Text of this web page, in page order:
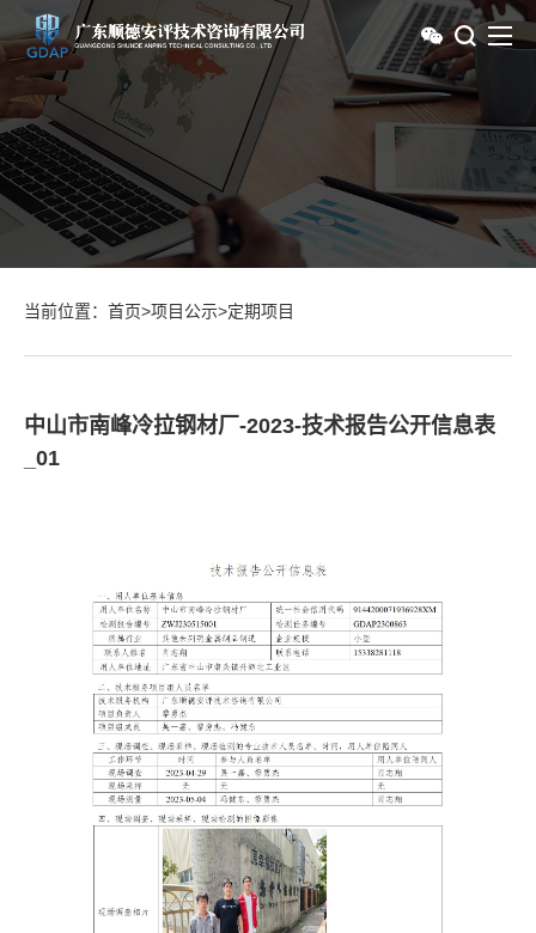
当前位置： 首页>项目公示>定期项目
中山市南峰冷拉钢材厂-2023-技术报告公开信息表
_01